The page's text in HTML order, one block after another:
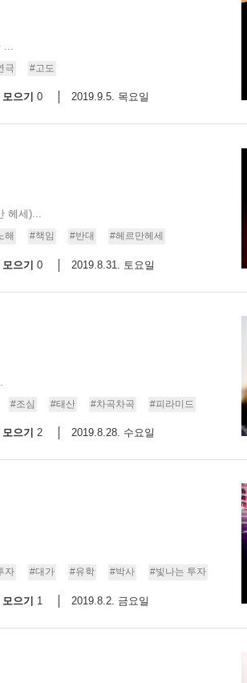
...
극 #고도
모으기 0 2019.9.5. 목요일
헤세)...
해 #책임 #반대 #헤르만헤세
모으기 0 2019.8.31. 토요일
#조심 #태산 #차곡차곡 #피라미드
모으기 2 2019.8.28. 수요일
자 #대가 #유학 #박사 #빛나는 투자
모으기 1 2019.8.2. 금요일